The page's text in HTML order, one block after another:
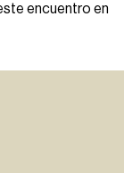
encuentro en